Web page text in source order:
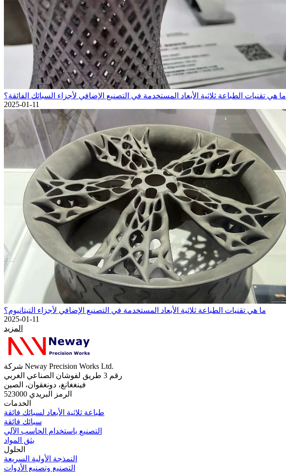
ما هي تقنيات الطباعة ثلاثية الأبعاد المستخدمة في التصنيع الإضافي لأجزاء السبائك الفائقة؟
2025-01-11
ما هي تقنيات الطباعة ثلاثية الأبعاد المستخدمة في التصنيع الإضافي لأجزاء التيتانيوم؟
2025-01-11
المزيد
شركة Neway Precision Works Ltd.
رقم 3 طريق لفوشان الصناعي الغربي
فينغغانغ، دونغقوان، الصين
الرمز البريدي 523000
الخدمات
طباعة ثلاثية الأبعاد لسبائك فائقة
سبائك فائقة
التصنيع باستخدام الحاسب الآلي
بثق المواد
الحلول
النمذجة الأولية السريعة
التصنيع وتصنيع الأدوات